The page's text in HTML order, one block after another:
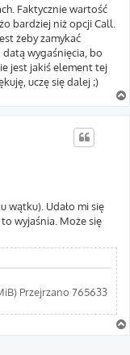
Faktycznie wartość
bardziej niż opcji Call.
żeby zamykać
wygaśnięcia, bo
jest jakiś element tej
uczę się dalej ;)
wątku). Udało mi się
wyjaśnia. Może się
Przejrzano 765633